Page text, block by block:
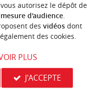
Teste de Buch
autorisez le dépôt de
mesure d'audience.
des vidéosdont
des cookies.
PLUS
J'ACCEPTE